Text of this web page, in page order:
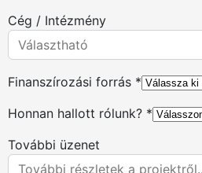
Cég / Intézmény
Finanszírozási forrás *
Honnan hallott rólunk? *
További üzenet